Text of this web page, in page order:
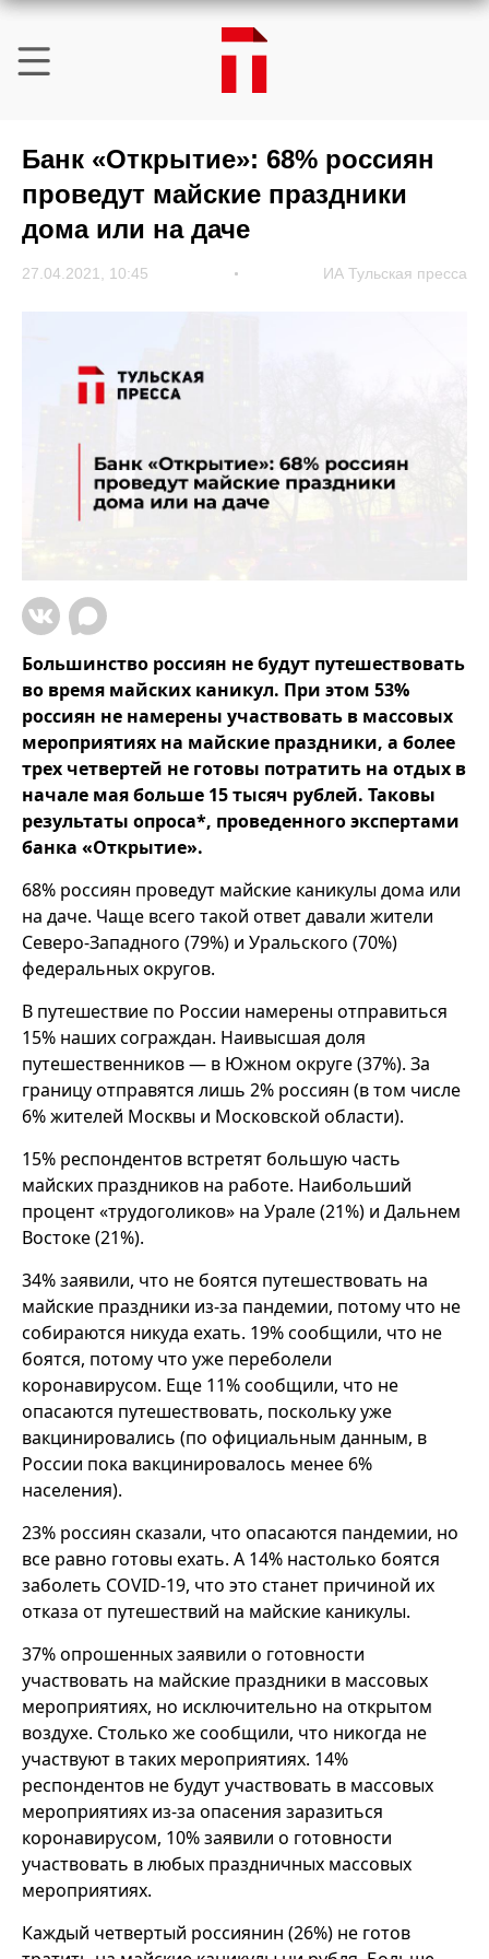
Банк «Открытие»: 68% россиян
проведут майские праздники
дома или на даче
27.04.2021, 10:45 ИА Тульская пресса
Большинство россиян не будут путешествовать
во время майских каникул. При этом 53%
россиян не намерены участвовать в массовых
мероприятиях на майские праздники, а более
трех четвертей не готовы потратить на отдых в
начале мая больше 15 тысяч рублей. Таковы
результаты опроса*, проведенного экспертами
банка «Открытие».
68% россиян проведут майские каникулы дома или
на даче. Чаще всего такой ответ давали жители
Северо-Западного (79%) и Уральского (70%)
федеральных округов.
В путешествие по России намерены отправиться
15% наших сограждан. Наивысшая доля
путешественников — в Южном округе (37%). За
границу отправятся лишь 2% россиян (в том числе
6% жителей Москвы и Московской области).
15% респондентов встретят большую часть
майских праздников на работе. Наибольший
процент «трудоголиков» на Урале (21%) и Дальнем
Востоке (21%).
34% заявили, что не боятся путешествовать на
майские праздники из-за пандемии, потому что не
собираются никуда ехать. 19% сообщили, что не
боятся, потому что уже переболели
коронавирусом. Еще 11% сообщили, что не
опасаются путешествовать, поскольку уже
вакцинировались (по официальным данным, в
России пока вакцинировалось менее 6%
населения).
23% россиян сказали, что опасаются пандемии, но
все равно готовы ехать. А 14% настолько боятся
заболеть COVID-19, что это станет причиной их
отказа от путешествий на майские каникулы.
37% опрошенных заявили о готовности
участвовать на майские праздники в массовых
мероприятиях, но исключительно на открытом
воздухе. Столько же сообщили, что никогда не
участвуют в таких мероприятиях. 14%
респондентов не будут участвовать в массовых
мероприятиях из-за опасения заразиться
коронавирусом, 10% заявили о готовности
участвовать в любых праздничных массовых
мероприятиях.
Каждый четвертый россиянин (26%) не готов